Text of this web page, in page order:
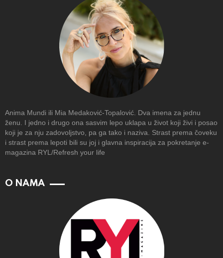
Anima Mundi ili Mia Medaković-Topalović. Dva imena za jednu
ženu. I jedno i drugo ona sasvim lepo uklapa u život koji živi i posao
koji je za nju zadovoljstvo, pa ga tako i naziva. Strast prema čoveku
i strast prema lepoti bili su joj i glavna inspiracija za pokretanje e-
magazina RYL/Refresh your life
O NAMA